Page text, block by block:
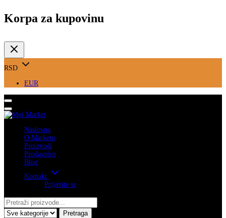
Korpa za kupovinu
RSD
EUR
Naslovna
O Marketu
Proizvodi
Prodavnice
Blog
Kontakt
Prijavite se
Pretraga